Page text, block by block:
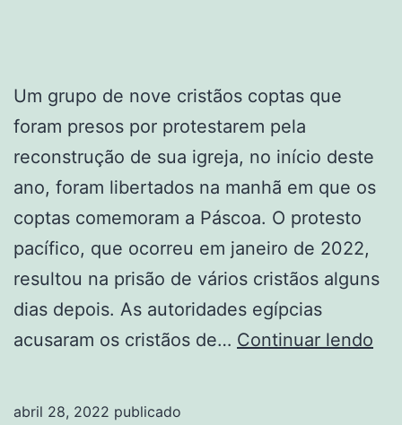
Um grupo de nove cristãos coptas que
foram presos por protestarem pela
reconstrução de sua igreja, no início deste
ano, foram libertados na manhã em que os
coptas comemoram a Páscoa. O protesto
pacífico, que ocorreu em janeiro de 2022,
resultou na prisão de vários cristãos alguns
dias depois. As autoridades egípcias
acusaram os cristãos de… Continuar lendo
abril 28, 2022 publicado